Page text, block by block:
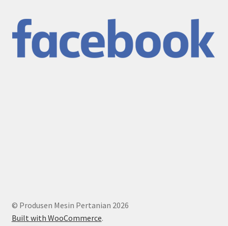
© Produsen Mesin Pertanian 2026
Built with WooCommerce.